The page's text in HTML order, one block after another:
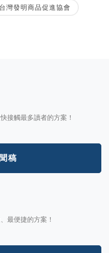
台灣發明商品促進協會
接觸最多讀者的方案！
稿
最便捷的方案！